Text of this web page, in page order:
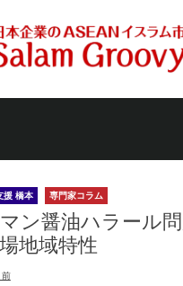
援 橋本 専門家コラム
ン醤油ハラール
地域特性